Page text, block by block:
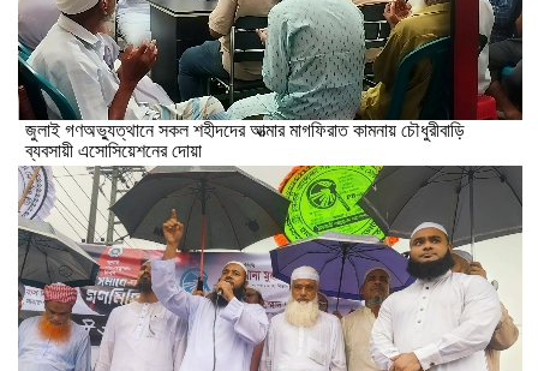
জুলাই গণঅভ্যুত্থানে সকল শহীদদের আত্মার মাগফিরাত কামনায় চৌধুরীবাড়ি
ব্যবসায়ী এসোসিয়েশনের দোয়া